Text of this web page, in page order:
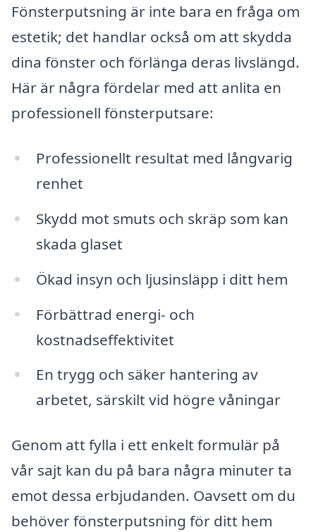
Fönsterputsning är inte bara en fråga om
estetik; det handlar också om att skydda
dina fönster och förlänga deras livslängd.
Här är några fördelar med att anlita en
professionell fönsterputsare:
Professionellt resultat med långvarig
renhet
Skydd mot smuts och skräp som kan
skada glaset
Ökad insyn och ljusinsläpp i ditt hem
Förbättrad energi- och
kostnadseffektivitet
En trygg och säker hantering av
arbetet, särskilt vid högre våningar
Genom att fylla i ett enkelt formulär på
vår sajt kan du på bara några minuter ta
emot dessa erbjudanden. Oavsett om du
behöver fönsterputsning för ditt hem